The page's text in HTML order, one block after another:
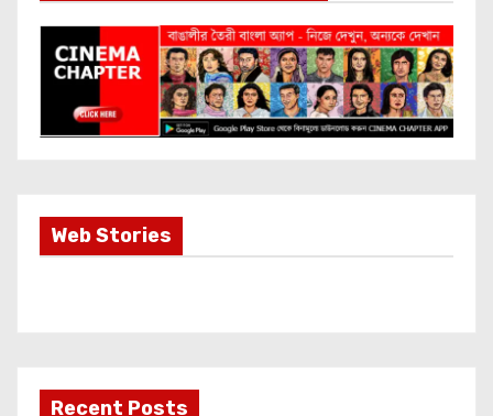
s
p
a
i
n
i
Web StoriesMost Important
Info about
Recent Posts